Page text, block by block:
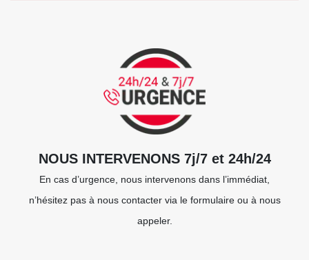
NOUS INTERVENONS 7j/7 et 24h/24
En cas d’urgence, nous intervenons dans l’immédiat,
n’hésitez pas à nous contacter via le formulaire ou à nous
appeler.